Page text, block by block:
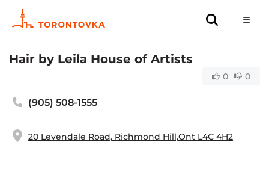
Hair by Leila House of Artists
0 0
(905) 508-1555
20 Levendale Road, Richmond Hill,Ont L4C 4H2